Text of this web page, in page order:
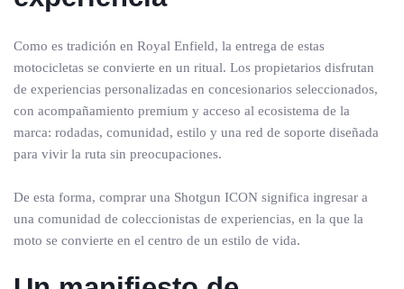
Como es tradición en Royal Enfield, la entrega de estas
motocicletas se convierte en un ritual. Los propietarios disfrutan
de experiencias personalizadas en concesionarios seleccionados,
con acompañamiento premium y acceso al ecosistema de la
marca: rodadas, comunidad, estilo y una red de soporte diseñada
para vivir la ruta sin preocupaciones.
De esta forma, comprar una Shotgun ICON significa ingresar a
una comunidad de coleccionistas de experiencias, en la que la
moto se convierte en el centro de un estilo de vida.